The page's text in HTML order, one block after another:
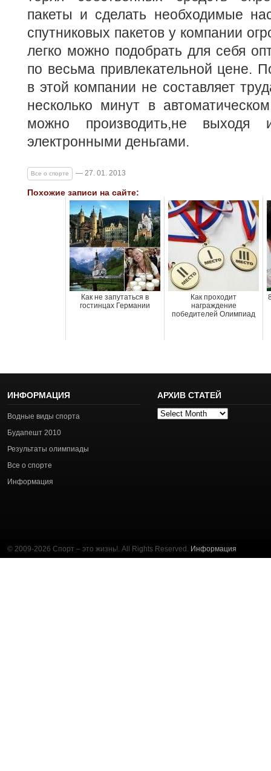
пакеты и сделать необходимые
спутниковых пакетов у компании
легко можно подобрать для себя
по весьма привлекательной цене.
в этой компании не составляет
несколько минут в
можно производить,не
электронными деньгами.
Все о спорте — 27. 01. 2013
Похожие записи на сайте:
Как не запутаться в
гостинцах Германии
Как проходит
награждение
победителей Олимпиад
ИНФОРМАЦИЯ
Водные виды спорта
Будапешт 2010
Результаты олимпиады
Все о спорте
Информация
АРХИВ СТАТЕЙ
Архив
© 2009-2026 Спорт – это жизнь!. All Rights Reserved. Информация